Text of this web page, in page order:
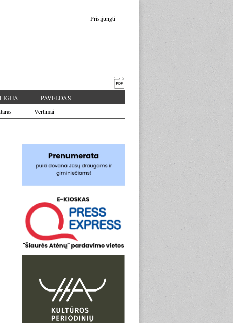
Prisijungti
PAVELDAS
Vertimai